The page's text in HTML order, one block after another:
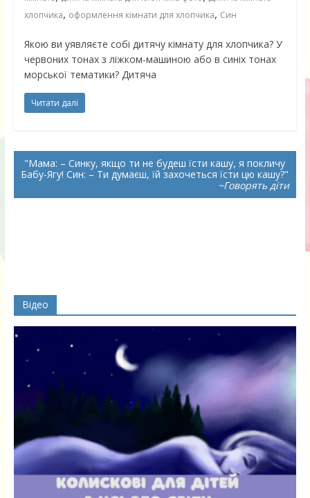
хлопчика, оформлення кімнати для хлопчика, Син
Якою ви уявляєте собі дитячу кімнату для хлопчика? У
червоних тонах з ліжком-машиною або в синіх тонах
морської тематики? Дитяча
Читати далі
Мама: – Синку, якщо ти не будеш їсти кашу, я покличу
Бабу-Ягу! Син: – Ти думаєш, їй захочеться їсти цю кашу?
~Говорять діти
Відео